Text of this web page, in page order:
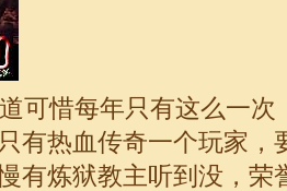
可惜每年只有这么一次
有热血传奇一个玩家，
有炼狱教主听到没，荣